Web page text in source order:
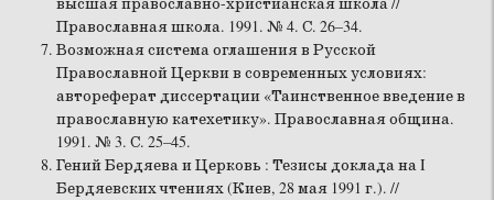
высшая православно-христианская школа //
Православная школа. 1991. № 4. С. 26–34.
Возможная система оглашения в Русской
Православной Церкви в современных условиях:
автореферат диссертации «Таинственное введение в
православную катехетику». Православная община.
1991. № 3. С. 25–45.
Гений Бердяева и Церковь : Тезисы доклада на I
Бердяевских чтениях (Киев, 28 мая 1991 г.). //